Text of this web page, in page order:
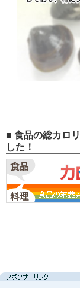
■ 食品の総カロ
した！